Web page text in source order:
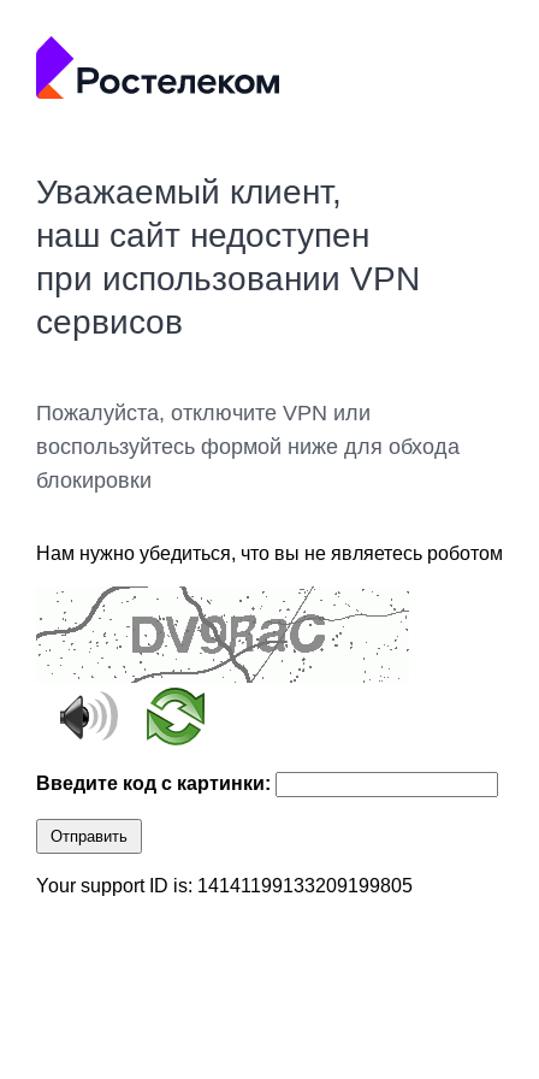
Уважаемый клиент,
наш сайт недоступен
при использовании VPN
сервисов
Пожалуйста, отключите VPN или
воспользуйтесь формой ниже для обхода
блокировки
Нам нужно убедиться, что вы не являетесь роботом
Введите код с картинки:
Отправить
Your support ID is: 14141199133209199805